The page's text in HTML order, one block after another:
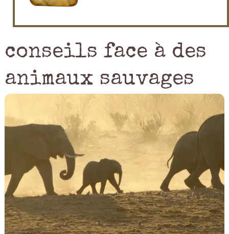
conseils face à des
animaux sauvages